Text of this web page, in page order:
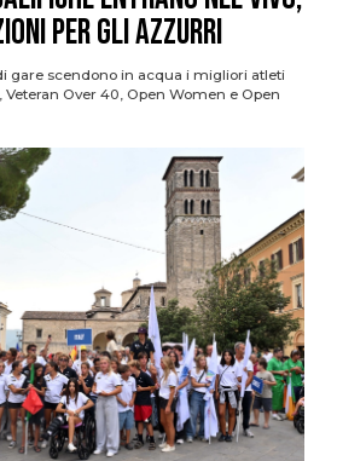
per gli azzurri
gare scendono in acqua i migliori atleti
Veteran Over 40, Open Women e Open